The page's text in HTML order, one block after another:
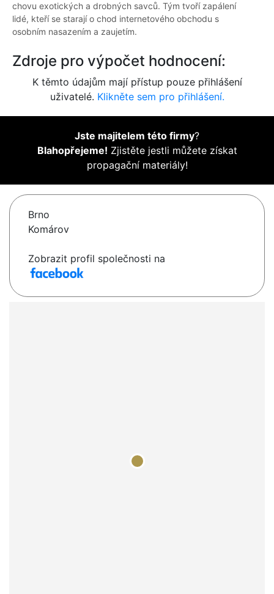
chovu exotických a drobných savců. Tým tvoří zapálení
lidé, kteří se starají o chod internetového obchodu s
osobním nasazením a zaujetím.
Zdroje pro výpočet hodnocení:
K těmto údajům mají přístup pouze přihlášení
uživatelé. Klikněte sem pro přihlášení.
Jste majitelem této firmy?
Blahopřejeme! Zjistěte jestli můžete získat
propagační materiály!
Brno
Komárov
Zobrazit profil společnosti na